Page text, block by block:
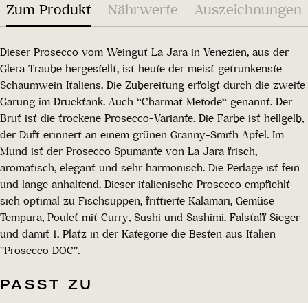
Zum Produkt Nährwerte Auszeichnungen
Dieser Prosecco vom Weingut La Jara in Venezien, aus der
Glera Traube hergestellt, ist heute der meist getrunkenste
Schaumwein Italiens. Die Zubereitung erfolgt durch die zweite
Gärung im Drucktank. Auch “Charmat Metode“ genannt. Der
Brut ist die trockene Prosecco-Variante. Die Farbe ist hellgelb,
der Duft erinnert an einem grünen Granny-Smith Apfel. Im
Mund ist der Prosecco Spumante von La Jara frisch,
aromatisch, elegant und sehr harmonisch. Die Perlage ist fein
und lange anhaltend. Dieser italienische Prosecco empfiehlt
sich optimal zu Fischsuppen, frittierte Kalamari, Gemüse
Tempura, Poulet mit Curry, Sushi und Sashimi. Falstaff Sieger
und damit 1. Platz in der Kategorie die Besten aus Italien
"Prosecco DOC".
PASST ZU